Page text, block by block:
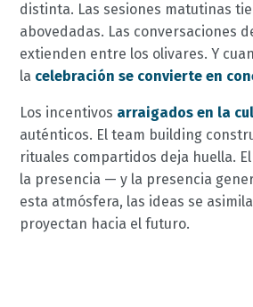
distinta. Las sesiones matutinas
abovedadas. Las conversaciones
extienden entre los olivares. Y
la celebración se convierte en
Los incentivos arraigados en la
auténticos. El team building
rituales compartidos deja huella.
la presencia — y la presencia
esta atmósfera, las ideas se
proyectan hacia el futuro.